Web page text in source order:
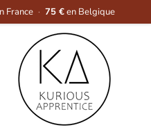
France · 75 €en Belgique